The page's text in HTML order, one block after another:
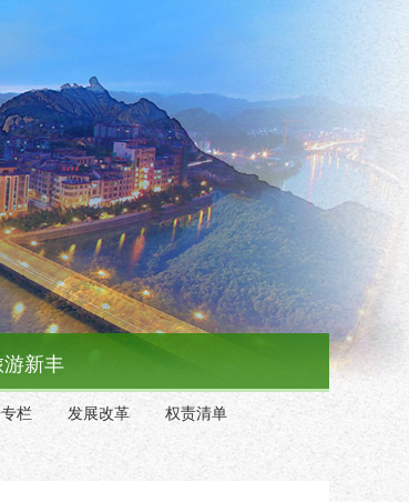
游新丰
栏 发展改革 权责清单